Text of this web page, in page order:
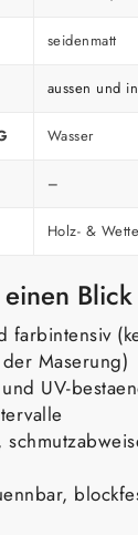
seidenmatt
aussen und
Wasser
–
Holz- &
Blick
farbintensiv
Maserung)
UV-